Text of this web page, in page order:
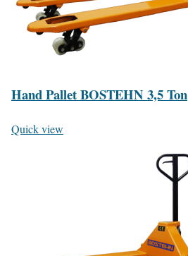
Hand Pallet BOSTEHN 3,5 Ton
Quick view